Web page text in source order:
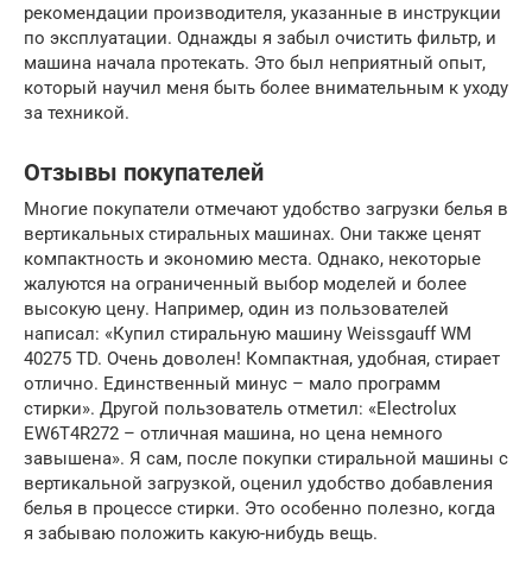
рекомендации производителя, указанные в инструкции
по эксплуатации. Однажды я забыл очистить фильтр, и
машина начала протекать. Это был неприятный опыт,
который научил меня быть более внимательным к уходу
за техникой.
Отзывы покупателей
Многие покупатели отмечают удобство загрузки белья в
вертикальных стиральных машинах. Они также ценят
компактность и экономию места. Однако, некоторые
жалуются на ограниченный выбор моделей и более
высокую цену. Например, один из пользователей
написал: «Купил стиральную машину Weissgauff WM
40275 TD. Очень доволен! Компактная, удобная, стирает
отлично. Единственный минус – мало программ
стирки». Другой пользователь отметил: «Electrolux
EW6T4R272 – отличная машина, но цена немного
завышена». Я сам, после покупки стиральной машины с
вертикальной загрузкой, оценил удобство добавления
белья в процессе стирки. Это особенно полезно, когда
я забываю положить какую-нибудь вещь.